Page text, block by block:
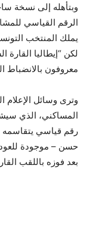
وبتأهله إلى نسخة
الرقم القياسي
يملك المنتخب
لكن “إيطاليا
معروفون بالانضباط
وترى وسائل
المساكني، الذي
رقم قياسي يتقاسمه
حسن – موجودة
بعد فوزه باللقب